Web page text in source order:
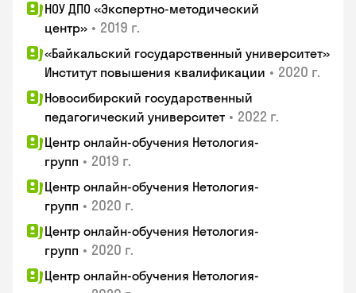
НОУ ДПО «Экспертно-методический
центр» • 2019 г.
«Байкальский государственный университет»
Институт повышения квалификации • 2020 г.
Новосибирский государственный
педагогический университет • 2022 г.
Центр онлайн-обучения Нетология-
групп • 2019 г.
Центр онлайн-обучения Нетология-
групп • 2020 г.
Центр онлайн-обучения Нетология-
групп • 2020 г.
Центр онлайн-обучения Нетология-